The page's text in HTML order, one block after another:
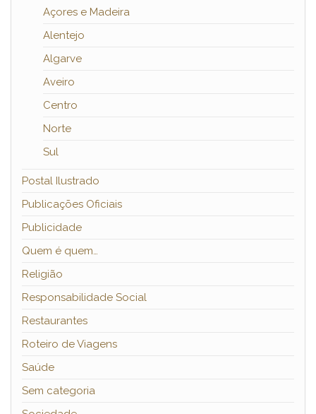
Açores e Madeira
Alentejo
Algarve
Aveiro
Centro
Norte
Sul
Postal Ilustrado
Publicações Oficiais
Publicidade
Quem é quem…
Religião
Responsabilidade Social
Restaurantes
Roteiro de Viagens
Saúde
Sem categoria